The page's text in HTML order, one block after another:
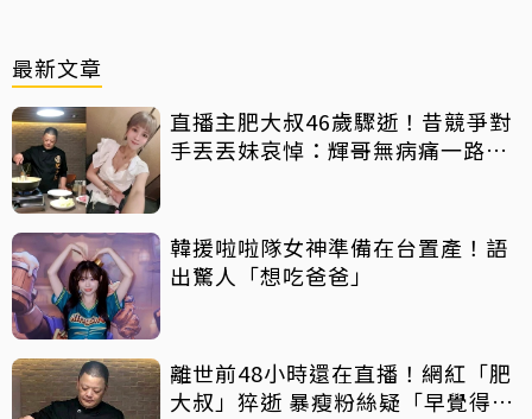
最新文章
直播主肥大叔46歲驟逝！昔競爭對
手丟丟妹哀悼：輝哥無病痛一路好
韓援啦啦隊女神準備在台置產！語
出驚人「想吃爸爸」
離世前48小時還在直播！網紅「肥
大叔」猝逝 暴瘦粉絲疑「早覺得不